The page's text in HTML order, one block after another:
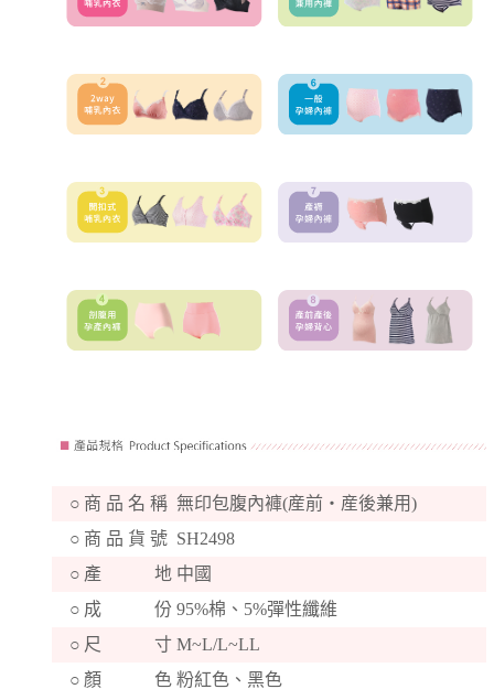
○ 商 品 名 稱 無印包腹內褲(産前・産後兼用)
○ 商 品 貨 號 SH2498
○ 產 地 中國
○ 成 份 95%棉、5%彈性纖維
○ 尺 寸 M~L/L~LL
○ 顏 色 粉紅色、黑色